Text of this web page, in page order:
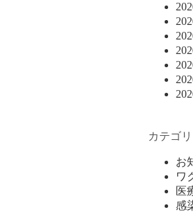
カテゴ
お
ワ
医
感